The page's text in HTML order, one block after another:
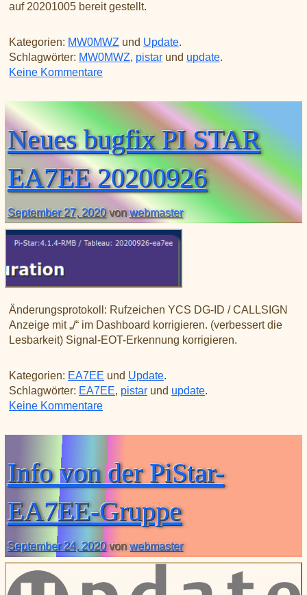
auf 20201005 bereit gestellt.
Kategorien: MW0MWZ und Update.
Schlagwörter: MW0MWZ, pistar und update.
Keine Kommentarezu Neues Update PI STAR MW0MWZ
Neues bugfix PI STAR
EA7EE 20200926
September 27, 2020 vonwebmaster
Änderungsprotokoll: Rufzeichen YCS DG-ID / CALLSIGN
Anzeige mit „/“ im Dashboard korrigieren. (verbessert die
Lesbarkeit) Signal-EOT-Erkennung korrigieren.
Kategorien: EA7EE und Update.
Schlagwörter: EA7EE, pistar und update.
Keine Kommentarezu Neues bugfix PI STAR EA7EE
Info von der PiStar-
EA7EE-Gruppe
September 24, 2020 vonwebmaster